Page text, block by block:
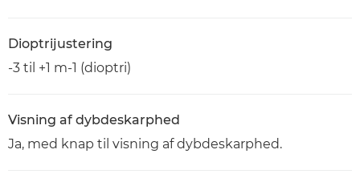
Dioptrijustering
-3 til +1 m-1 (dioptri)
Visning af dybdeskarphed
Ja, med knap til visning af dybdeskarphed.